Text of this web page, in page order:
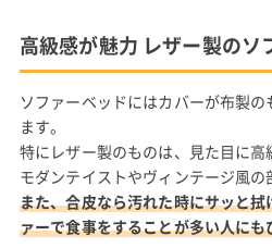
高級感が魅力 レザー製のソ
ソファーベッドにはカバーが布製
ます。
特にレザー製のものは、見た目に高
モダンテイストやヴィンテージ風の
また、合皮なら汚れた時にサッと
ァーで食事をすることが多い人にも